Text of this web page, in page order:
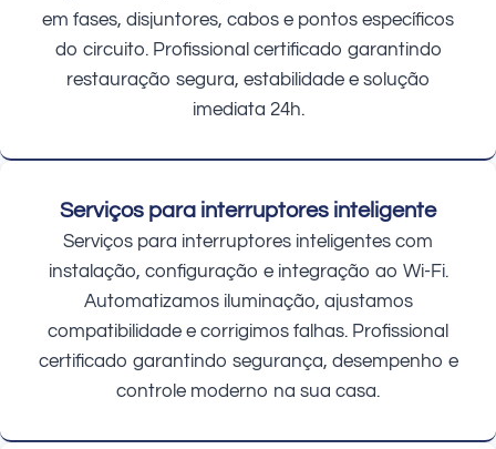
em fases, disjuntores, cabos e pontos específicos
do circuito. Profissional certificado garantindo
restauração segura, estabilidade e solução
imediata 24h.
Serviços para interruptores inteligente
Serviços para interruptores inteligentes com
instalação, configuração e integração ao Wi-Fi.
Automatizamos iluminação, ajustamos
compatibilidade e corrigimos falhas. Profissional
certificado garantindo segurança, desempenho e
controle moderno na sua casa.